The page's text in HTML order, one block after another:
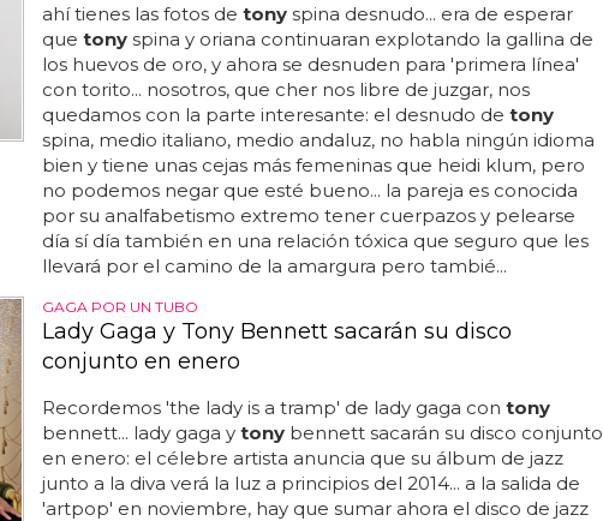
ahí tienes las fotos de tonyspina desnudo... era de esperar
que tonyspina y oriana continuaran explotando la gallina de
los huevos de oro, y ahora se desnuden para 'primera línea'
con torito... nosotros, que cher nos libre de juzgar, nos
quedamos con la parte interesante: el desnudo de tony
spina, medio italiano, medio andaluz, no habla ningún idioma
bien y tiene unas cejas más femeninas que heidi klum, pero
no podemos negar que esté bueno... la pareja es conocida
por su analfabetismo extremo tener cuerpazos y pelearse
día sí día también en una relación tóxica que seguro que les
llevará por el camino de la amargura pero tambié...
GAGA POR UN TUBO
Lady Gaga y Tony Bennett sacarán su disco
conjunto en enero
Recordemos 'the lady is a tramp' de lady gaga con tony
bennett... lady gaga y tonybennett sacarán su disco conjunto
en enero: el célebre artista anuncia que su álbum de jazz
junto a la diva verá la luz a principios del 2014... a la salida de
'artpop' en noviembre, hay que sumar ahora el disco de jazz